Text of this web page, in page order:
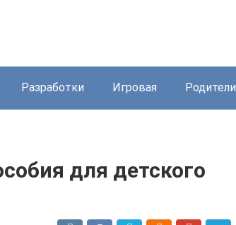
Разработки Игровая Родители
для детского